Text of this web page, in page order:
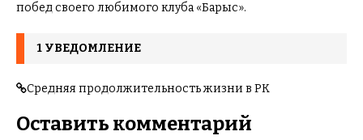
побед своего любимого клуба «Барыс».
1 УВЕДОМЛЕНИЕ
Средняя продолжительность жизни в РК
Оставить комментарий